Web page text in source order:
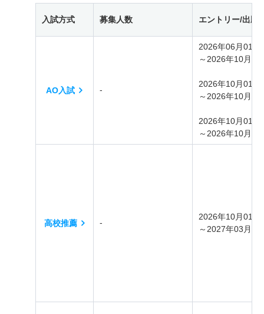
入試方式 募集人数 エントリー/出願
AO入試 ‐
2026年06月01日
～2026年10月30
2026年10月01日
～2026年10月08
2026年10月01日
～2026年10月30
高校推薦 ‐
2026年10月01日
～2027年03月31